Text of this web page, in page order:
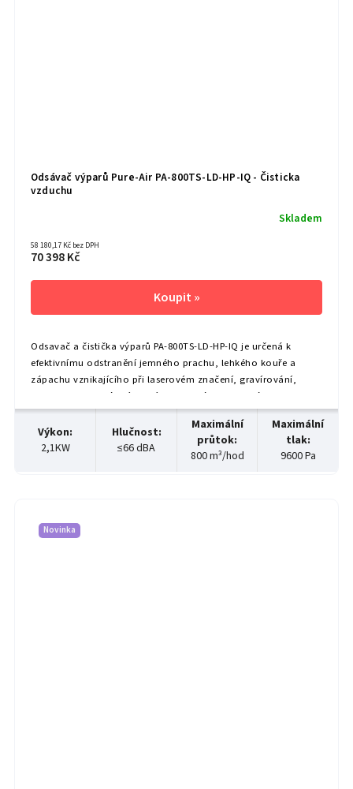
Odsávač výparů Pure-Air PA-800TS-LD-HP-IQ - Čisticka
vzduchu
Skladem
58 180,17 Kč bez DPH
70 398 Kč
Odsavač a čistička výparů PA‑800TS‑LD‑HP‑IQ je určená k
efektivnímu odstranění jemného prachu, lehkého kouře a
zápachu vznikajícího při laserovém značení, gravírování,
scribingu nebo pájení. Hodí se pro práci s materiály jako jsou
kovy, plasty s nízkou...
Výkon:
2,1KW
Hlučnost:
≤66 dBA
Maximální
průtok:
800 m³/hod
Maximální
tlak:
9600 Pa
Novinka